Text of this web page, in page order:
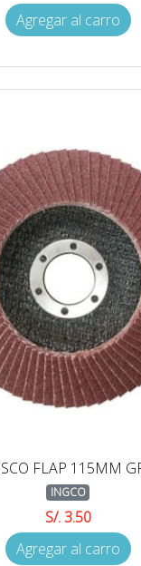
Agregar al carro
FLAP 115MM
INGCO
S/. 3.50
Agregar al carro